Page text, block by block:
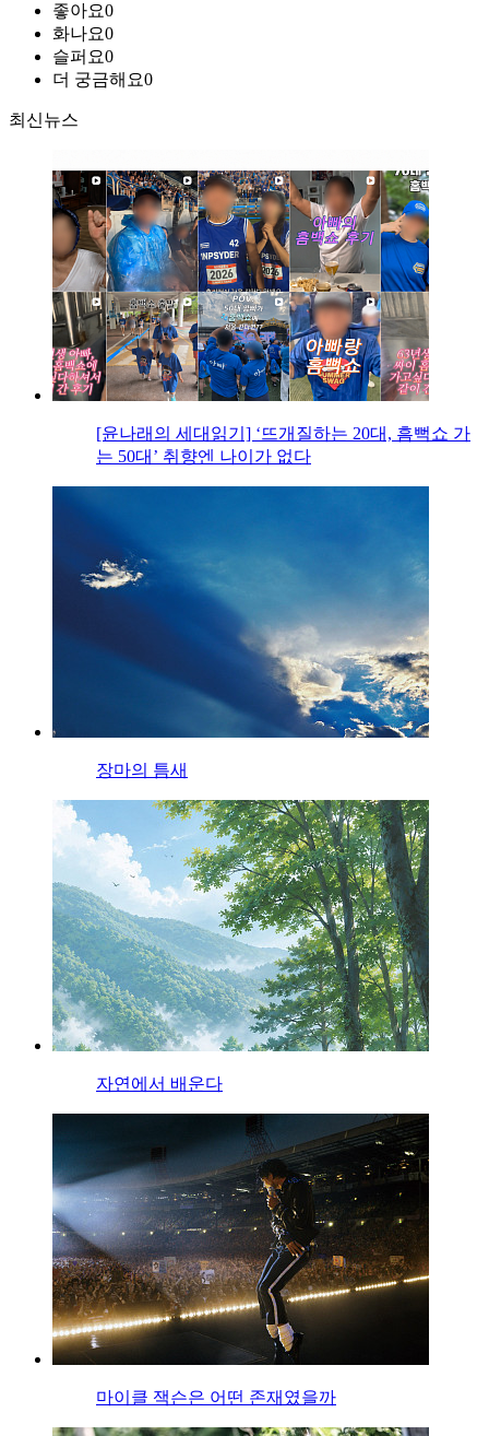
좋아요0
화나요0
슬퍼요0
더 궁금해요0
최신뉴스
[윤나래의 세대읽기] ‘뜨개질하는 20대, 흠뻑쇼 가
는 50대’ 취향엔 나이가 없다
장마의 틈새
자연에서 배운다
마이클 잭슨은 어떤 존재였을까